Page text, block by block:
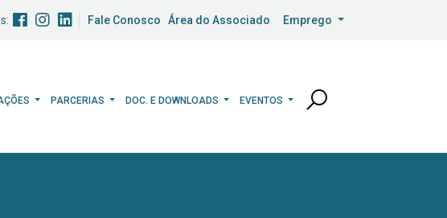
Fale Conosco Área do Associado Emprego
PARCERIAS DOC. E DOWNLOADS EVENTOS